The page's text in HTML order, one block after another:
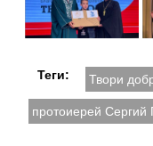
Теги: Твори
протоиерей Сергий